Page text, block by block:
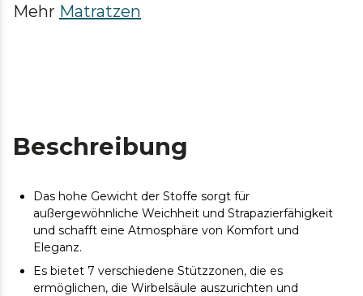
Mehr Matratzen
Beschreibung
Das hohe Gewicht der Stoffe sorgt für
außergewöhnliche Weichheit und Strapazierfähigkeit
und schafft eine Atmosphäre von Komfort und
Eleganz.
Es bietet 7 verschiedene Stützzonen, die es
ermöglichen, die Wirbelsäule auszurichten und